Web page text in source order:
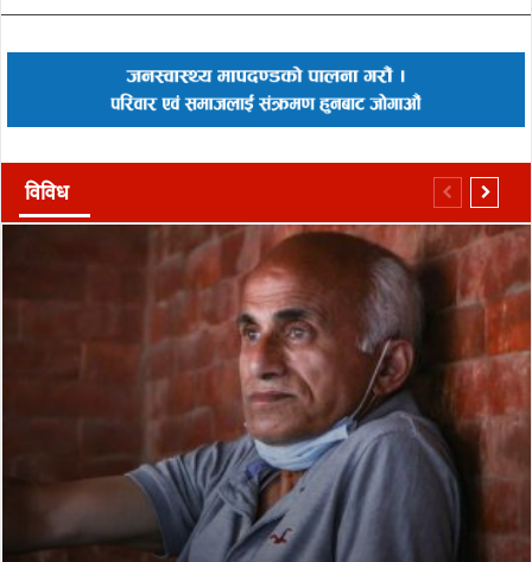
विविध